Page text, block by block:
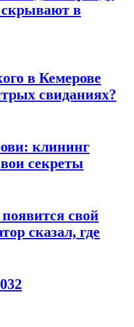
в
в Кемерове
свиданиях?
клининг
секреты
свой
сказал, где